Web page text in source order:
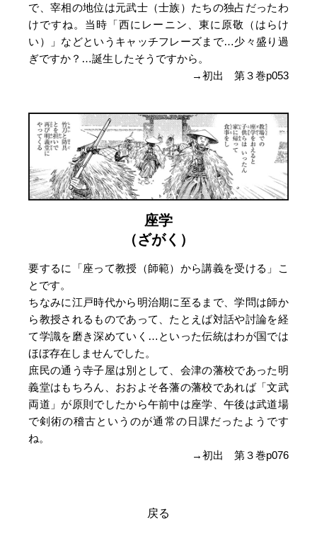
で、宰相の地位は元武士（士族）たちの独占だったわ
けですね。当時「西にレーニン、東に原敬（はらけ
い）」などというキャッチフレーズまで…少々盛り過
ぎですか？…誕生したそうですから。
→初出 第３巻p053
座学
（ざがく）
要するに「座って教授（師範）から講義を受ける」こ
とです。
ちなみに江戸時代から明治期に至るまで、学問は師か
ら教授されるものであって、たとえば対話や討論を経
て学識を磨き深めていく…といった伝統はわが国では
ほぼ存在しませんでした。
庶民の通う寺子屋は別として、会津の藩校であった明
義堂はもちろん、おおよそ各藩の藩校であれば「文武
両道」が原則でしたから午前中は座学、午後は武道場
で剣術の稽古というのが通常の日課だったようです
ね。
→初出 第３巻p076
戻る